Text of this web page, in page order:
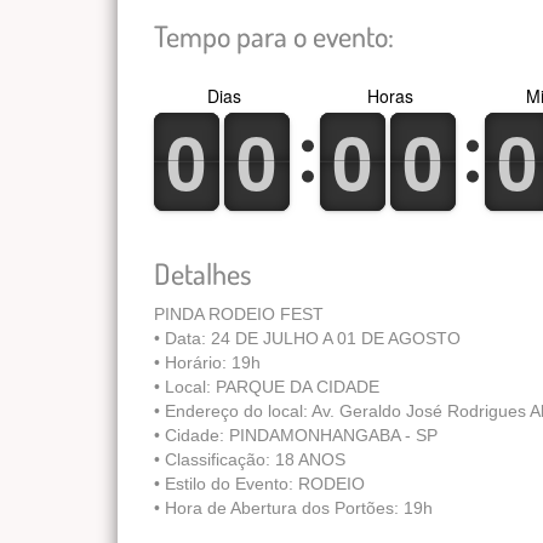
Tempo para o evento:
0
0
1
1 0
0
1
1
Dias
0
0
1
1 0
0
1
1
Horas
0
0
1
1
Detalhes
PINDA RODEIO FEST
•⁠ ⁠Data: 24 DE JULHO A 01 DE AGOSTO
•⁠ ⁠Horário: 19h
•⁠ ⁠Local: PARQUE DA CIDADE
•⁠ ⁠Endereço do local: Av. Geraldo José Rodrigues
•⁠ ⁠Cidade: PINDAMONHANGABA - SP
•⁠ ⁠Classificação: 18 ANOS
•⁠ ⁠Estilo do Evento: RODEIO
•⁠ ⁠Hora de Abertura dos Portões: 19h